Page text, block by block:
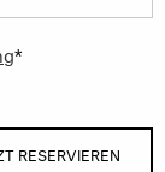
*
RESERVIEREN